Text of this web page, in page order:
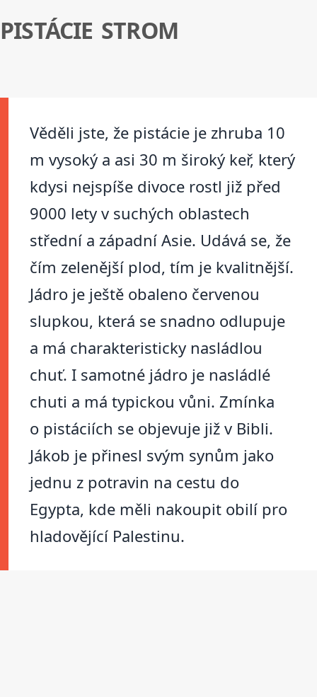
PISTÁCIE STROM
Věděli jste, že pistácie je zhruba 10
m vysoký a asi 30 m široký keř, který
kdysi nejspíše divoce rostl již před
9000 lety v suchých oblastech
střední a západní Asie. Udává se, že
čím zelenější plod, tím je kvalitnější.
Jádro je ještě obaleno červenou
slupkou, která se snadno odlupuje
a má charakteristicky nasládlou
chuť. I samotné jádro je nasládlé
chuti a má typickou vůni. Zmínka
o pistáciích se objevuje již v Bibli.
Jákob je přinesl svým synům jako
jednu z potravin na cestu do
Egypta, kde měli nakoupit obilí pro
hladovějící Palestinu.